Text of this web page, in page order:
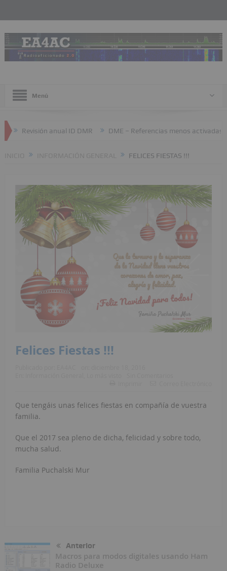
Menú
anual ID DMR DME – Referencias menos activadas
FELICES FIESTAS !!!
Felices Fiestas !!!
Que tengáis unas felices fiestas en compañía de vuestra
familia.
Que el 2017 sea pleno de dicha, felicidad y sobre todo,
mucha salud.
Familia Puchalski Mur
Anterior
Macros para modos digitales usando Ham
Radio Deluxe